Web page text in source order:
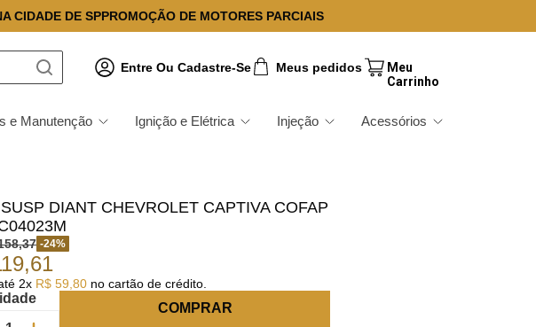
CIDADE DE SPPROMOÇÃO DE MOTORES PARCIAIS
Entre Ou Cadastre-Se Meus pedidos
e Manutenção Ignição e Elétrica Injeção Acessórios
DIANT CHEVROLET CAPTIVA COFAP
,37 -24%
,61
2x R$ 59 80 no cartão de crédito.
COMPRAR